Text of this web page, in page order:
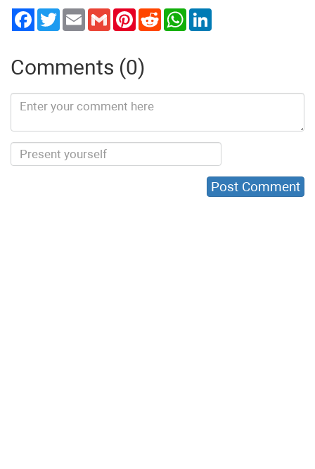
TwitterEmail Gmail PinterestReddit WhatsApp
Comments (0)